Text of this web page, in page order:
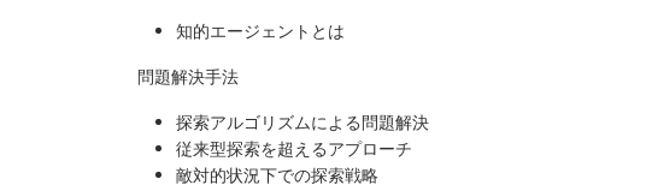
知的エージェントとは
問題解決手法
探索アルゴリズムによる問題解決
従来型探索を超えるアプローチ
敵対的状況下での探索戦略